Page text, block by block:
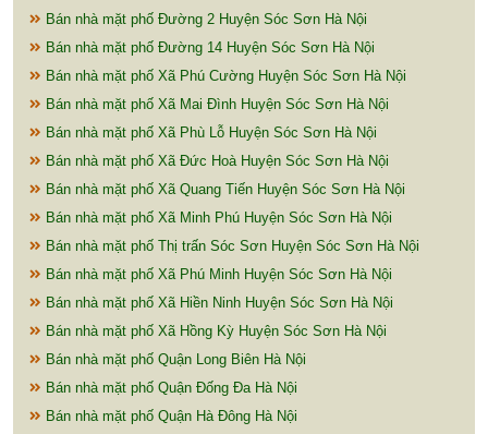
Bán nhà mặt phố Đường 2 Huyện Sóc Sơn Hà Nội
Bán nhà mặt phố Đường 14 Huyện Sóc Sơn Hà Nội
Bán nhà mặt phố Xã Phú Cường Huyện Sóc Sơn Hà Nội
Bán nhà mặt phố Xã Mai Đình Huyện Sóc Sơn Hà Nội
Bán nhà mặt phố Xã Phù Lỗ Huyện Sóc Sơn Hà Nội
Bán nhà mặt phố Xã Đức Hoà Huyện Sóc Sơn Hà Nội
Bán nhà mặt phố Xã Quang Tiến Huyện Sóc Sơn Hà Nội
Bán nhà mặt phố Xã Minh Phú Huyện Sóc Sơn Hà Nội
Bán nhà mặt phố Thị trấn Sóc Sơn Huyện Sóc Sơn Hà Nội
Bán nhà mặt phố Xã Phú Minh Huyện Sóc Sơn Hà Nội
Bán nhà mặt phố Xã Hiền Ninh Huyện Sóc Sơn Hà Nội
Bán nhà mặt phố Xã Hồng Kỳ Huyện Sóc Sơn Hà Nội
Bán nhà mặt phố Quận Long Biên Hà Nội
Bán nhà mặt phố Quận Đống Đa Hà Nội
Bán nhà mặt phố Quận Hà Đông Hà Nội